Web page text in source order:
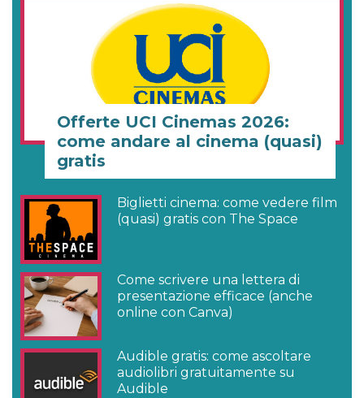
Offerte UCI Cinemas 2026:
come andare al cinema (quasi)
gratis
Biglietti cinema: come vedere film
(quasi) gratis con The Space
Come scrivere una lettera di
presentazione efficace (anche
online con Canva)
Audible gratis: come ascoltare
audiolibri gratuitamente su
Audible